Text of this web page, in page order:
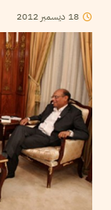
18 ديسمبر 2012